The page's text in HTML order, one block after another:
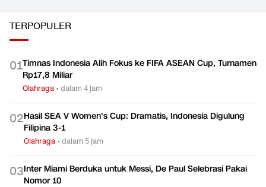
TERPOPULER
01Timnas Indonesia Alih Fokus ke FIFA ASEAN Cup, Turnamen
Rp17,8 Miliar
Olahraga •dalam 4 jam
02Hasil SEA V Women's Cup: Dramatis, Indonesia Digulung
Filipina 3-1
Olahraga •dalam 5 jam
03Inter Miami Berduka untuk Messi, De Paul Selebrasi Pakai
Nomor 10